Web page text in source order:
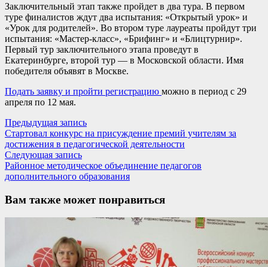
Заключительный этап также пройдет в два тура. В первом
туре финалистов ждут два испытания: «Открытый урок» и
«Урок для родителей». Во втором туре лауреаты пройдут три
испытания: «Мастер-класс», «Брифинг» и «Блицтурнир».
Первый тур заключительного этапа проведут в
Екатеринбурге, второй тур — в Московской области. Имя
победителя объявят в Москве.
Подать заявку и пройти регистрацию можно в период с 29
апреля по 12 мая.
Навигация
по
записям
Предыдущая записьПредыдущая
запись:
Стартовал конкурс на присуждение премий учителям за
достижения в педагогической деятельности
Следующая записьСледующая
запись:
Районное методическое объединение педагогов
дополнительного образования
Вам также может понравиться